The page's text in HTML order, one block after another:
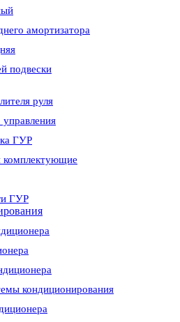
амортизатора
подвески
руля
управления
ГУР
комплектующие
ГУР
кондиционирования